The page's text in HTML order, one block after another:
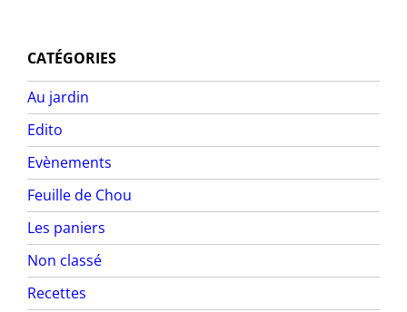
CATÉGORIES
Au jardin
Edito
Evènements
Feuille de Chou
Les paniers
Non classé
Recettes